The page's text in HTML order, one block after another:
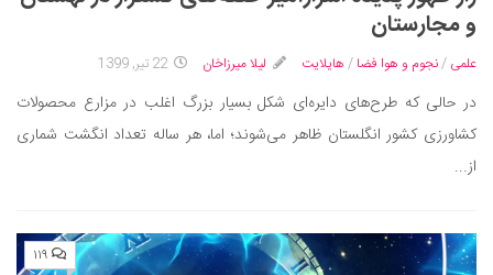
و مجارستان
علمی /نجوم و هوا فضا / هایلایت لیلا میرزاخان 22 تیر, 1399
در حالی که طرح‌های دایره‌ای شکل بسیار بزرگ اغلب در مزارع محصولات
کشاورزی کشور انگلستان ظاهر می‌شوند؛ اما، هر ساله تعداد انگشت شماری
از...
۱۱۹